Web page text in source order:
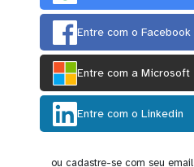
Entre com o Facebook
Entre com a Microsoft
Entre com o Linkedin
ou cadastre-se com seu email